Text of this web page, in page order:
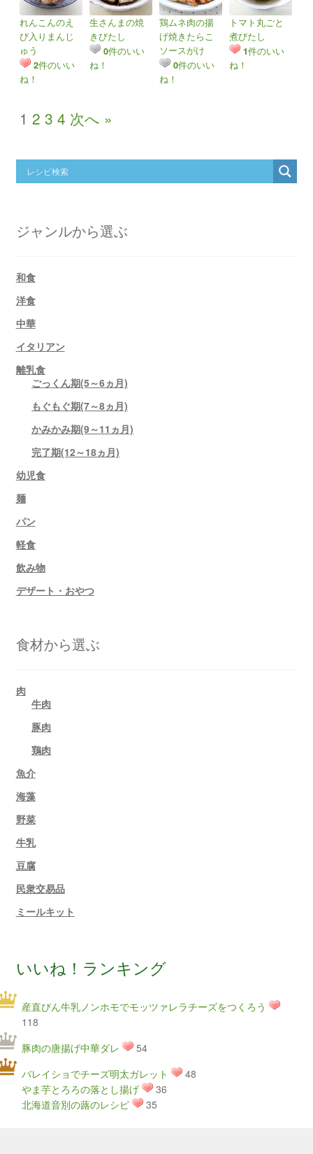
れんこんのえ
び入りまんじ
ゅう
2件のいい
ね！
生さんまの焼
きびたし
0件のいい
ね！
鶏ムネ肉の揚
げ焼きたらこ
ソースがけ
0件のいい
ね！
トマト丸ごと
煮びたし
1件のいい
ね！
1 2 3 4 次へ »
ジャンルから選ぶ
和食
洋食
中華
イタリアン
離乳食
ごっくん期(5～6ヵ月)
もぐもぐ期(7～8ヵ月)
かみかみ期(9～11ヵ月)
完了期(12～18ヵ月)
幼児食
麺
パン
軽食
飲み物
デザート・おやつ
食材から選ぶ
肉
牛肉
豚肉
鶏肉
魚介
海藻
野菜
牛乳
豆腐
民衆交易品
ミールキット
いいね！ランキング
産直びん牛乳ノンホモでモッツァレラチーズをつくろう
118
豚肉の唐揚げ中華ダレ
54
バレイショでチーズ明太ガレット
48
やま芋とろろの落とし揚げ
36
北海道音別の蕗のレシピ
35